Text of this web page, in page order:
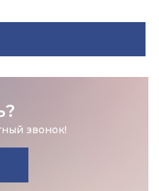
звонок!